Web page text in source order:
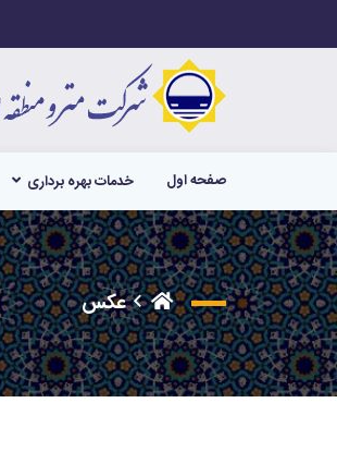
صفحه اول خدمات بهره برداری
عکس